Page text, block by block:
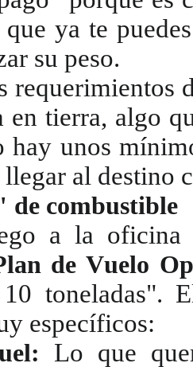
ya te
su peso.
requerimientos
en tierra, algo
hay unos
al destino
combustible
a la
de Vuelo
10 toneladas".
específicos:
Lo que